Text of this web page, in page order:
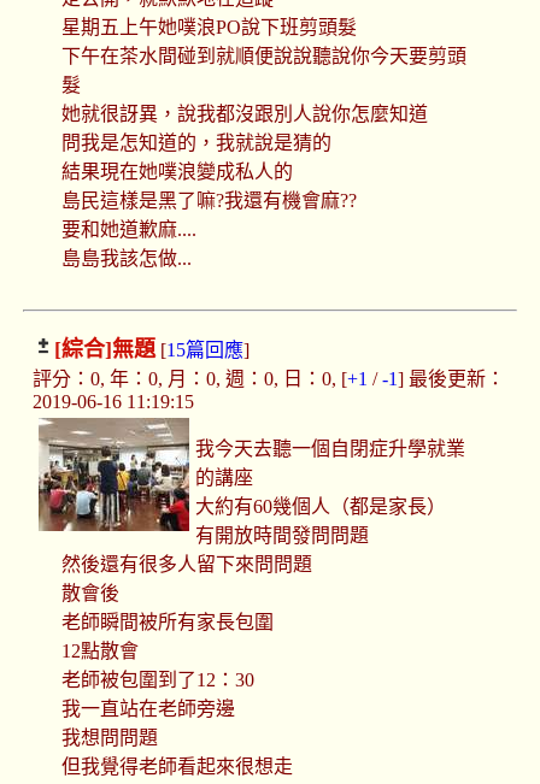
星期五上午她噗浪PO說下班剪頭髮
下午在茶水間碰到就順便說說聽說你今天要剪頭
髮
她就很訝異，說我都沒跟別人說你怎麼知道
問我是怎知道的，我就說是猜的
結果現在她噗浪變成私人的
島民這樣是黑了嘛?我還有機會麻??
要和她道歉麻....
島島我該怎做...
[綜合]無題[15篇回應]
評分：0, 年：0, 月：0, 週：0, 日：0, [+1 /-1] 最後更新：
2019-06-16 11:19:15
我今天去聽一個自閉症升學就業
的講座
大約有60幾個人（都是家長）
有開放時間發問問題
然後還有很多人留下來問問題
散會後
老師瞬間被所有家長包圍
12點散會
老師被包圍到了12：30
我一直站在老師旁邊
我想問問題
但我覺得老師看起來很想走